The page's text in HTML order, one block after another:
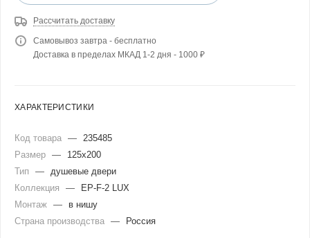
Рассчитать доставку
Самовывоз завтра - бесплатно
Доставка в пределах МКАД 1-2 дня - 1000 ₽
ХАРАКТЕРИСТИКИ
Код товара —
235485
Размер —
125x200
Тип
—
душевые двери
Коллекция
—
EP-F-2 LUX
Монтаж —
в нишу
Страна производства — Россия